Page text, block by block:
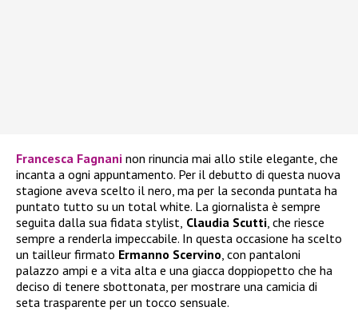
Francesca Fagnani non rinuncia mai allo stile elegante, che
incanta a ogni appuntamento. Per il debutto di questa nuova
stagione aveva scelto il nero, ma per la seconda puntata ha
puntato tutto su un total white. La giornalista è sempre
seguita dalla sua fidata stylist, Claudia Scutti , che riesce
sempre a renderla impeccabile. In questa occasione ha scelto
un tailleur firmato Ermanno Scervino , con pantaloni
palazzo ampi e a vita alta e una giacca doppiopetto che ha
deciso di tenere sbottonata, per mostrare una camicia di
seta trasparente per un tocco sensuale.